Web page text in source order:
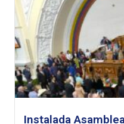
Instalada